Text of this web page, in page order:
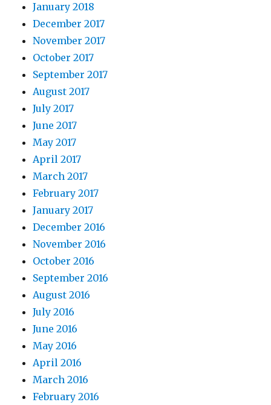
January 2018
December 2017
November 2017
October 2017
September 2017
August 2017
July 2017
June 2017
May 2017
April 2017
March 2017
February 2017
January 2017
December 2016
November 2016
October 2016
September 2016
August 2016
July 2016
June 2016
May 2016
April 2016
March 2016
February 2016